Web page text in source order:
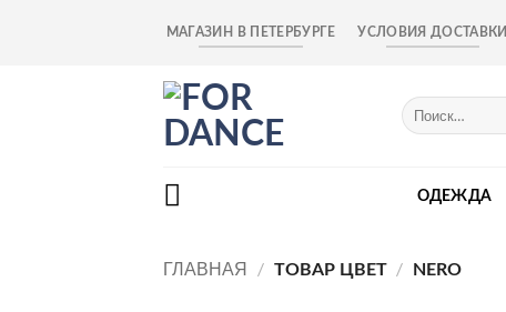
МАГАЗИН В ПЕТЕРБУРГЕ УСЛОВИЯ ДОСТАВКИ
Искать:
ОДЕЖДА
ГЛАВНАЯ / ТОВАР ЦВЕТ / NERO